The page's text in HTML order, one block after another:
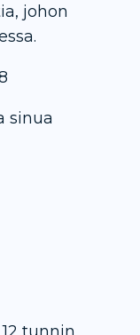
johon
sinua
tunnin